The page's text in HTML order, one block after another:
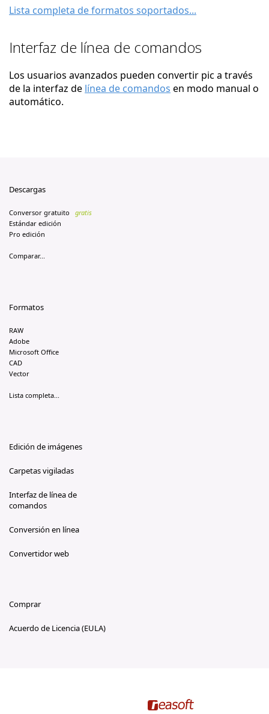
Lista completa de formatos soportados...
Interfaz de línea de comandos
Los usuarios avanzados pueden convertir pic a través
de la interfaz de línea de comandos en modo manual o
automático.
Descargas
Conversor gratuito
gratis
Estándar edición
Pro edición
Comparar...
Formatos
RAW
Adobe
Microsoft Office
CAD
Vector
Lista completa...
Edición de imágenes
Carpetas vigiladas
Interfaz de línea de
comandos
Conversión en línea
Convertidor web
Comprar
Acuerdo de Licencia (EULA)